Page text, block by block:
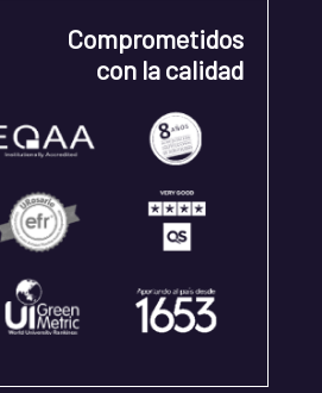
Comprometidos
con la calidad